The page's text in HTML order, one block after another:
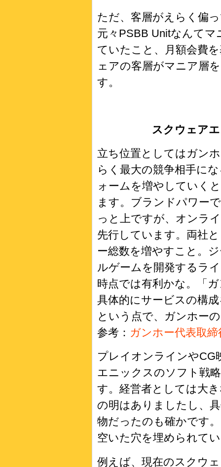
ただ、客層がえらく偏
元々PSBB Unitなんて
ていたこと、月額会費
ェアの客層がマニア層
す。
スクウェア
立ち位置としてはガン
らく最大の競争相手に
ォームを増やしていく
ます。ブランドパワー
っと上ですが、オンラ
先行しています。両社
ー総数を増やすこと。
ルゲームを開発するラ
時点では有利かな。「
具体的にサービスの構
という点で、ガンホー
参考： ガンホー代表取
プレイオンラインやCG
エニックスのソフト戦
す。経営者としては大
の明はありましたし、
物だったのも確かです
空いた穴を埋められて
例えば、現在のスクウ